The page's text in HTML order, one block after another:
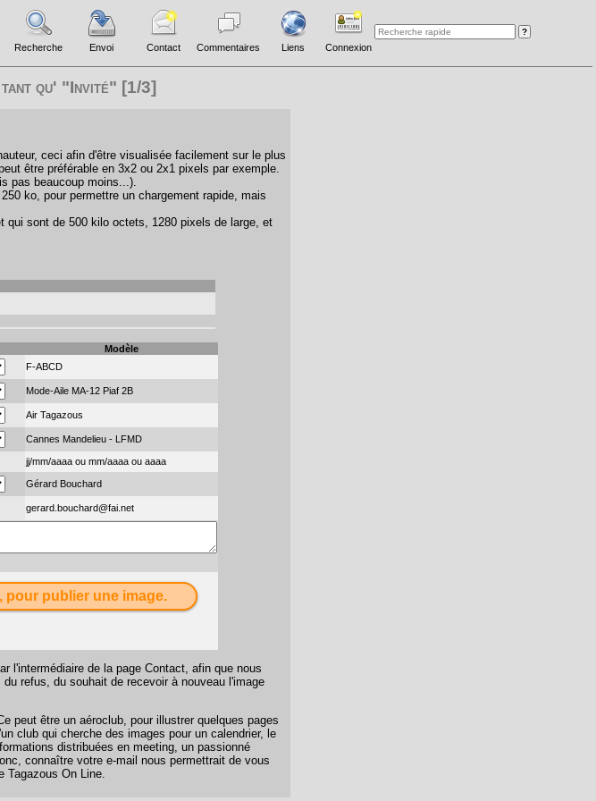
Recherche Envoi Contact Commentaires Liens Connexion
tant qu' "Invité" [1/3]
ceci afin d'être visualisée facilement sur le plus
être préférable en 3x2 ou 2x1 pixels par exemple.
pas beaucoup moins...).
ko, pour permettre un chargement rapide, mais
qui sont de 500 kilo octets, 1280 pixels de large, et
Modèle
F-ABCD
Mode-Aile MA-12 Piaf 2B
Air Tagazous
Cannes Mandelieu - LFMD
jj/mm/aaaa ou mm/aaaa ou aaaa
Gérard Bouchard
gerard.bouchard@fai.net
pour publier une image.
l'intermédiaire de la page Contact , afin que nous
refus, du souhait de recevoir à nouveau l'image
peut être un aéroclub, pour illustrer quelques pages
club qui cherche des images pour un calendrier, le
distribuées en meeting, un passionné
connaître votre e-mail nous permettrait de vous
Tagazous On Line.